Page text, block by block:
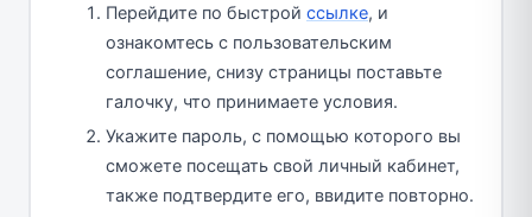
Перейдите по быстрой ссылке, и
ознакомтесь с пользовательским
соглашение, снизу страницы поставьте
галочку, что принимаете условия.
Укажите пароль, с помощью которого вы
сможете посещать свой личный кабинет,
также подтвердите его, ввидите повторно.